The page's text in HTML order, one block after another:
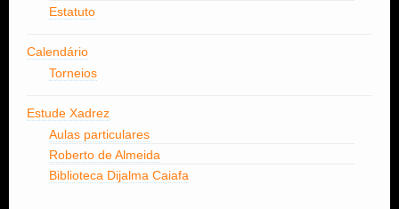
Estatuto
Calendário
Torneios
Estude Xadrez
Aulas particulares
Roberto de Almeida
Biblioteca Dijalma Caiafa